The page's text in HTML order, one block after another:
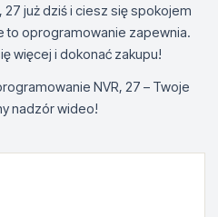
już dziś i ciesz się spokojem
oprogramowanie zapewnia.
więcej i dokonać zakupu!
NVR, 27 – Twoje
nadzór wideo!